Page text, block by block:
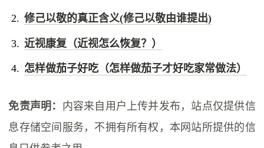
修己以敬的真正含义(修己以敬由谁提出)
近视康复（近视怎么恢复？）
怎样做茄子好吃（怎样做茄子才好吃家常做法）
免责声明： 内容来自用户上传并发布，站点仅提供信
息存储空间服务，不拥有所有权，本网站所提供的信